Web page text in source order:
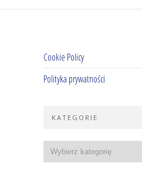
Cookie Policy
Polityka prywatności
KATEGORIE